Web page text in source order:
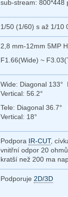
sub-stream: 800*448
1/50 (1/60) s až 1/10
2,8 mm-12mm 5MP
F1.66(Wide) ~
Wide: Diagonal 133°
Vertical: 56.2°
Tele: Diagonal
Vertical: 18°
Podpora IR-CUT,
vnitřní odpor 20
kratší než 200 ma
Podporuje 2D/3D